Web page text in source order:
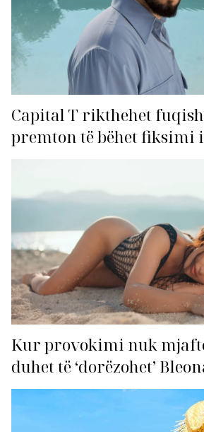
Capital T rikthehet
premton të bëhet fiksimi
Kur provokimi nuk
duhet të ‘dorëzohet’